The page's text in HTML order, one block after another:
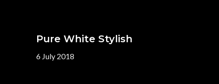
Pure White Stylish
6 July 2018